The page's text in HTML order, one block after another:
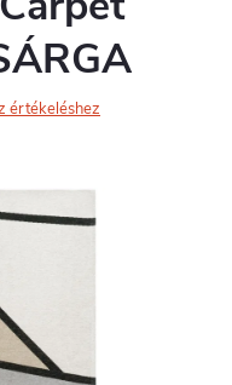
értékeléshez